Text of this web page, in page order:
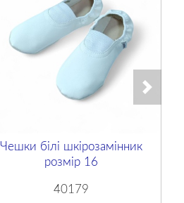
Чешки білі шкірозамінник
розмір 16
40179